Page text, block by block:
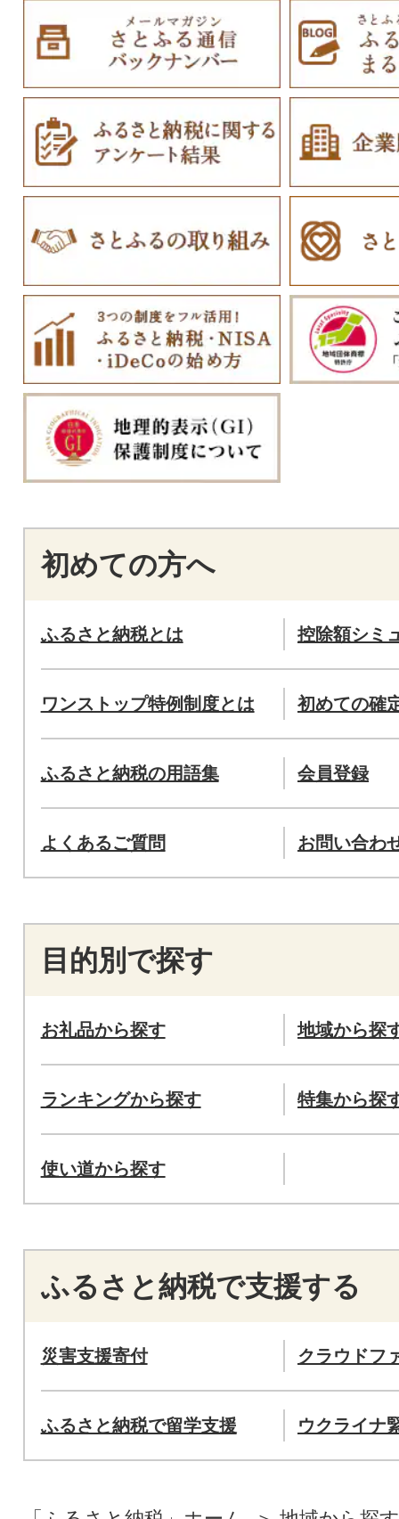
初めての方へ
ふるさと納税とは 控除額シミ
ワンストップ特例制度とは 初めての確
ふるさと納税の用語集 会員登録
よくあるご質問 お問い合わ
目的別で探す
お礼品から探す 地域から探
ランキングから探す 特集から探
使い道から探す
ふるさと納税で支援する
災害支援寄付 クラウドフ
ふるさと納税で留学支援 ウクライナ